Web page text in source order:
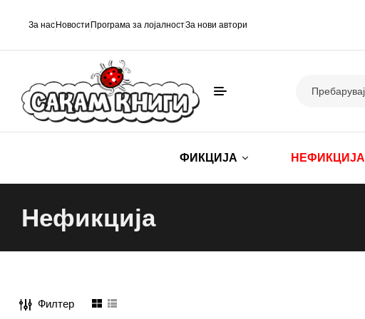
За нас Новости Програма за лојалностЗа нови автори
ФИКЦИЈА НЕФИКЦИЈА
Нефикција
Филтер